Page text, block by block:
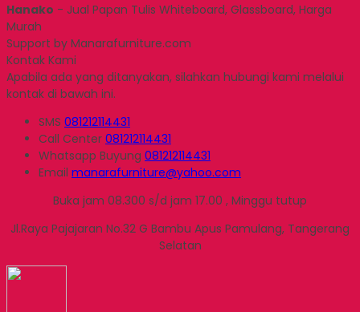
Hanako - Jual Papan Tulis Whiteboard, Glassboard, Harga
Murah
Support by Manarafurniture.com
Kontak Kami
Apabila ada yang ditanyakan, silahkan hubungi kami melalui
kontak di bawah ini.
SMS 081212114431
Call Center 081212114431
Whatsapp Buyung 081212114431
Email manarafurniture@yahoo.com
Buka jam 08.300 s/d jam 17.00 , Minggu tutup
Jl.Raya Pajajaran No.32 G Bambu Apus Pamulang, Tangerang
Selatan